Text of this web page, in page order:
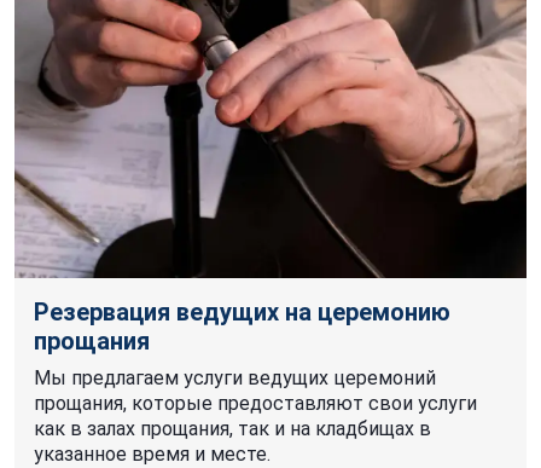
Резервация ведущих на церемонию
прощания
Мы предлагаем услуги ведущих церемоний
прощания, которые предоставляют свои услуги
как в залах прощания, так и на кладбищах в
указанное время и месте.